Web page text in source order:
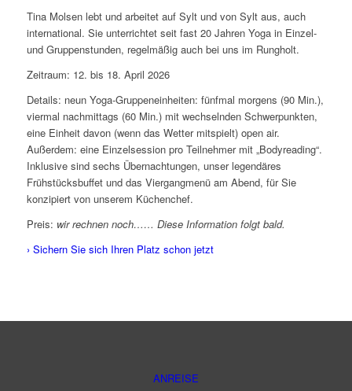
Tina Molsen lebt und arbeitet auf Sylt und von Sylt aus, auch
international. Sie unterrichtet seit fast 20 Jahren Yoga in Einzel-
und Gruppenstunden, regelmäßig auch bei uns im Rungholt.
Zeitraum: 12. bis 18. April 2026
Details: neun Yoga-Gruppeneinheiten: fünfmal morgens (90 Min.),
viermal nachmittags (60 Min.) mit wechselnden Schwerpunkten,
eine Einheit davon (wenn das Wetter mitspielt) open air.
Außerdem: eine Einzelsession pro Teilnehmer mit „Bodyreading“.
Inklusive sind sechs Übernachtungen, unser legendäres
Frühstücksbuffet und das Viergangmenü am Abend, für Sie
konzipiert von unserem Küchenchef.
Preis: wir rechnen noch…… Diese Information folgt bald.
› Sichern Sie sich Ihren Platz schon jetzt
ANREISE